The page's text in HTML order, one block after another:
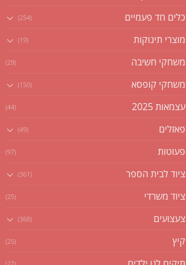
כלים חד פעמיים (254)
מוצרי תינוקות (19)
משחקי חשיבה (29)
משחקי קופסא (150)
עצמאות 2025 (44)
פאזלים (49)
פעוטות (97)
ציוד לבית הספר (361)
ציוד משרדי (25)
צעצועים (368)
קיץ (25)